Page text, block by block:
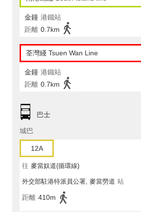
金鐘 港鐵站
距離 0.7km
荃灣綫 Tsuen Wan Line
金鐘 港鐵站
距離 0.7km
巴士
城巴
12A
往 麥當奴道(循環線)
外交部駐港特派員公署, 麥當勞道 站
距離 410m